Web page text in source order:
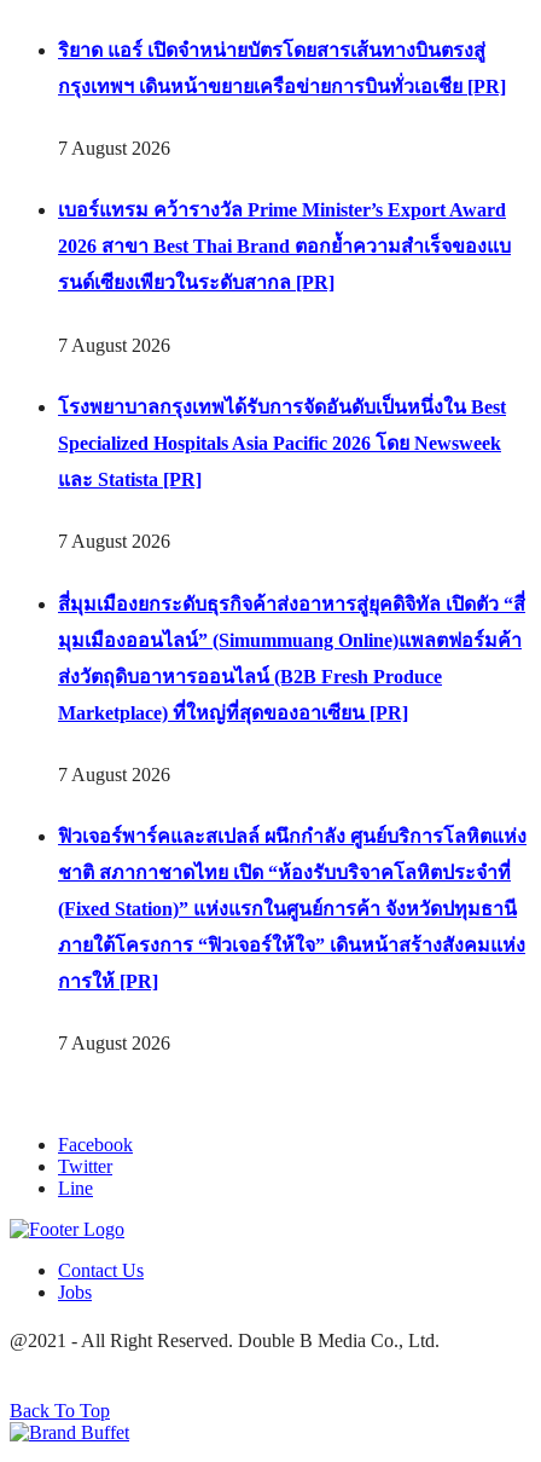
ริยาด แอร์ เปิดจำหน่ายบัตรโดยสารเส้นทางบินตรงสู่
กรุงเทพฯ เดินหน้าขยายเครือข่ายการบินทั่วเอเชีย [PR]
7 August 2026
เบอร์แทรม คว้ารางวัล Prime Minister’s Export Award
2026 สาขา Best Thai Brand ตอกย้ำความสำเร็จของแบ
รนด์เซียงเพียวในระดับสากล [PR]
7 August 2026
โรงพยาบาลกรุงเทพได้รับการจัดอันดับเป็นหนึ่งใน Best
Specialized Hospitals Asia Pacific 2026 โดย Newsweek
และ Statista [PR]
7 August 2026
สี่มุมเมืองยกระดับธุรกิจค้าส่งอาหารสู่ยุคดิจิทัล เปิดตัว “สี่
มุมเมืองออนไลน์” (Simummuang Online)แพลตฟอร์มค้า
ส่งวัตถุดิบอาหารออนไลน์ (B2B Fresh Produce
Marketplace) ที่ใหญ่ที่สุดของอาเซียน [PR]
7 August 2026
ฟิวเจอร์พาร์คและสเปลล์ ผนึกกำลัง ศูนย์บริการโลหิตแห่ง
ชาติ สภากาชาดไทย เปิด “ห้องรับบริจาคโลหิตประจำที่
(Fixed Station)” แห่งแรกในศูนย์การค้า จังหวัดปทุมธานี
ภายใต้โครงการ “ฟิวเจอร์ให้ใจ” เดินหน้าสร้างสังคมแห่ง
การให้ [PR]
7 August 2026
Facebook
Twitter
Line
Contact Us
Jobs
@2021 - All Right Reserved. Double B Media Co., Ltd.
Back To Top